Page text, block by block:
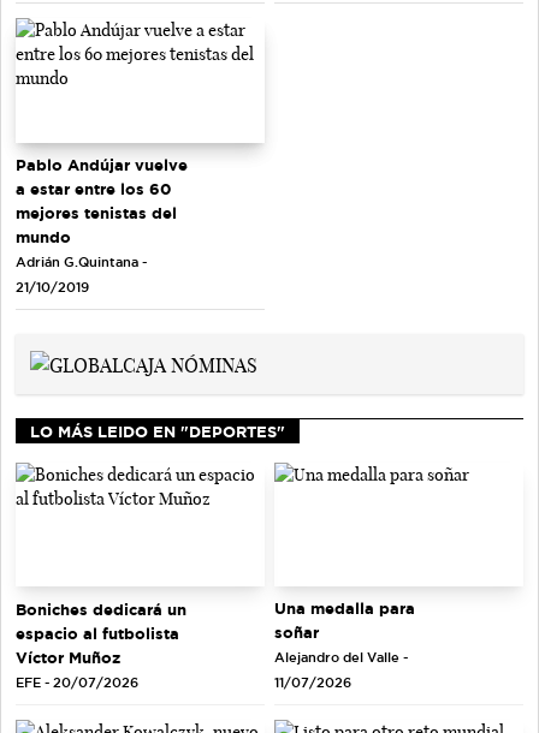
Pablo Andújar vuelve
a estar entre los 60
mejores tenistas del
mundo
Adrián G.Quintana -
21/10/2019
LO MÁS LEIDO EN "DEPORTES"
Boniches dedicará un
espacio al futbolista
Víctor Muñoz
EFE - 20/07/2026
Una medalla para
soñar
Alejandro del Valle -
11/07/2026